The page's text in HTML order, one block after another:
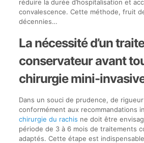
réduire la durée d’hospitalisation et
convalescence. Cette méthode, fruit
décennies…
La nécessité d’un
conservateur avant
chirurgie mini-
Dans un souci de prudence, de
conformément aux recommandations
chirurgie du rachis ne doit être
période de 3 à 6 mois de traitements
adaptés. Cette étape est